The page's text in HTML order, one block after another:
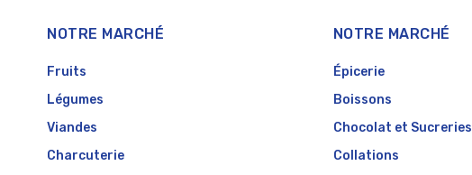
NOTRE MARCHÉ
Fruits
Légumes
Viandes
Charcuterie
NOTRE MARCHÉ
Épicerie
Boissons
Chocolat et Sucreries
Collations